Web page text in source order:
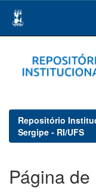
navigation
Repositório
Sergipe - RI/UFS
Página de